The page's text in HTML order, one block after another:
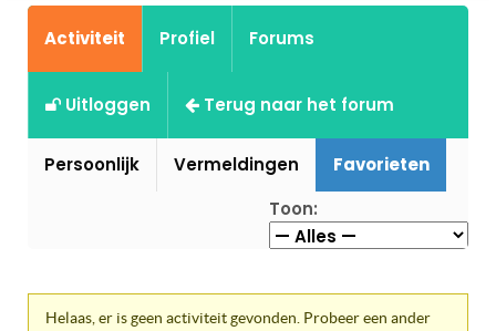
Activiteit Profiel Forums
Uitloggen Terug naar het forum
Persoonlijk Vermeldingen
Favorieten
Toon:
Helaas, er is geen activiteit gevonden. Probeer een ander